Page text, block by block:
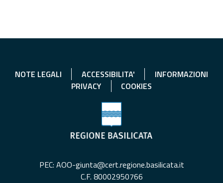
NOTE LEGALI ACCESSIBILITA'
INFORMAZIONI
PRIVACY
COOKIES
PEC: AOO-giunta@cert.regione.basilicata.it
C.F. 80002950766